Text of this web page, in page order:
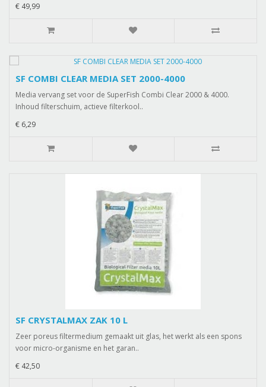
€ 49,99
SF COMBI CLEAR MEDIA SET 2000-4000
Media vervang set voor de SuperFish Combi Clear 2000 & 4000.
Inhoud filterschuim, actieve filterkool..
€ 6,29
SF CRYSTALMAX ZAK 10 L
Zeer poreus filtermedium gemaakt uit glas, het werkt als een spons
voor micro-organisme en het garan..
€ 42,50